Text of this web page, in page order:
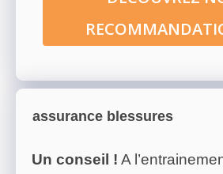
assurance blessures
Un conseil ! A